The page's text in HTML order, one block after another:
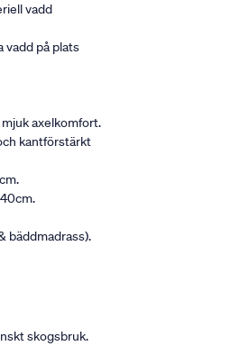
vadd
vadd på plats
axelkomfort.
kantförstärkt
bäddmadrass).
skogsbruk.